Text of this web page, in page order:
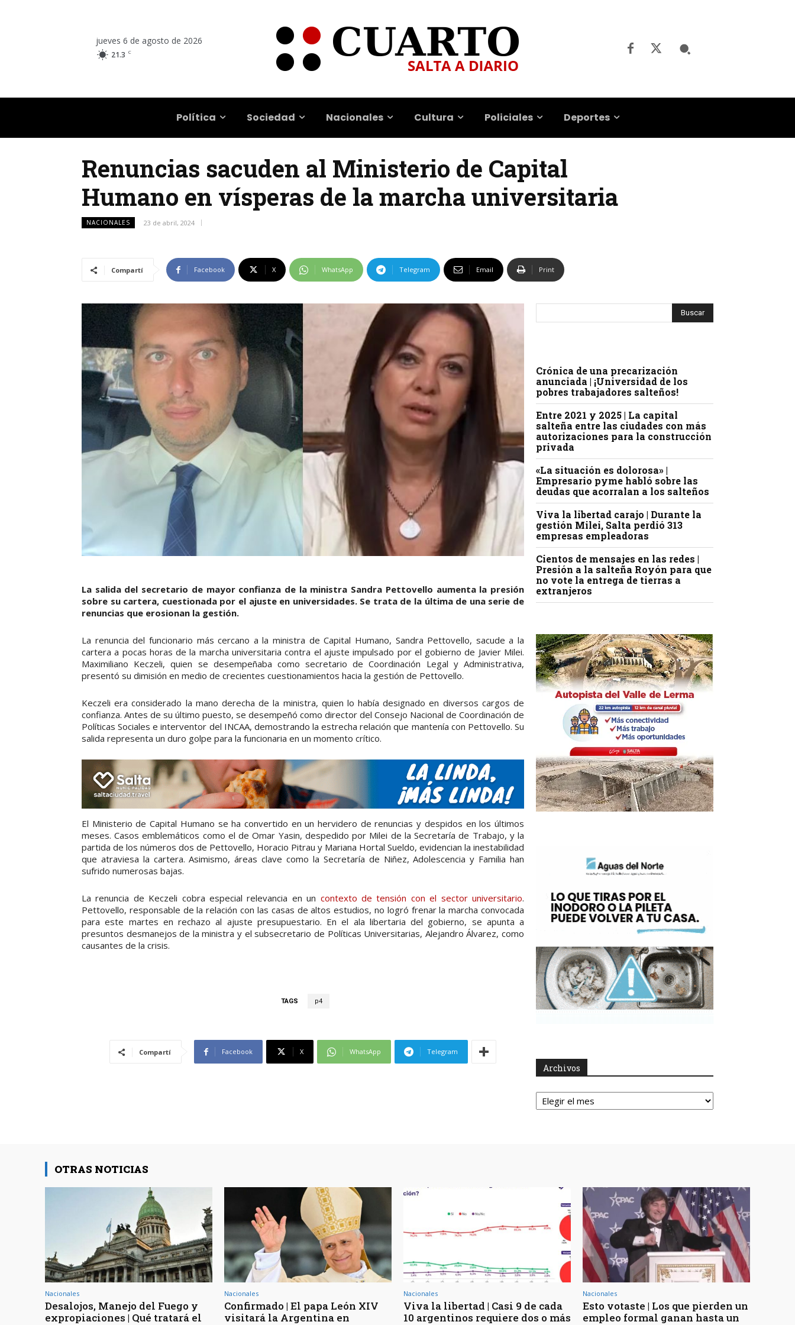
jueves 6 de agosto de 2026
21.3 C
Política Sociedad Nacionales Cultura Policiales Deportes
Renuncias sacuden al Ministerio de Capital
Humano en vísperas de la marcha universitaria
NACIONALES 23 de abril, 2024
Compartí Facebook X WhatsApp Telegram Email Print
La salida del secretario de mayor confianza de la ministra Sandra Pettovello aumenta la presión
sobre su cartera, cuestionada por el ajuste en universidades. Se trata de la última de una serie de
renuncias que erosionan la gestión.
La renuncia del funcionario más cercano a la ministra de Capital Humano, Sandra Pettovello, sacude a la
cartera a pocas horas de la marcha universitaria contra el ajuste impulsado por el gobierno de Javier Milei.
Maximiliano Keczeli, quien se desempeñaba como secretario de Coordinación Legal y Administrativa,
presentó su dimisión en medio de crecientes cuestionamientos hacia la gestión de Pettovello.
Keczeli era considerado la mano derecha de la ministra, quien lo había designado en diversos cargos de
confianza. Antes de su último puesto, se desempeñó como director del Consejo Nacional de Coordinación de
Políticas Sociales e interventor del INCAA, demostrando la estrecha relación que mantenía con Pettovello. Su
salida representa un duro golpe para la funcionaria en un momento crítico.
El Ministerio de Capital Humano se ha convertido en un hervidero de renuncias y despidos en los últimos
meses. Casos emblemáticos como el de Omar Yasin, despedido por Milei de la Secretaría de Trabajo, y la
partida de los números dos de Pettovello, Horacio Pitrau y Mariana Hortal Sueldo, evidencian la inestabilidad
que atraviesa la cartera. Asimismo, áreas clave como la Secretaría de Niñez, Adolescencia y Familia han
sufrido numerosas bajas.
La renuncia de Keczeli cobra especial relevancia en un contexto de tensión con el sector universitario.
Pettovello, responsable de la relación con las casas de altos estudios, no logró frenar la marcha convocada
para este martes en rechazo al ajuste presupuestario. En el ala libertaria del gobierno, se apunta a
presuntos desmanejos de la ministra y el subsecretario de Políticas Universitarias, Alejandro Álvarez, como
causantes de la crisis.
TAGS p4
Compartí Facebook X WhatsApp Telegram
Crónica de una precarización
anunciada | ¡Universidad de los
pobres trabajadores salteños!
Entre 2021 y 2025 | La capital
salteña entre las ciudades con más
autorizaciones para la construcción
privada
«La situación es dolorosa» |
Empresario pyme habló sobre las
deudas que acorralan a los salteños
Viva la libertad carajo | Durante la
gestión Milei, Salta perdió 313
empresas empleadoras
Cientos de mensajes en las redes |
Presión a la salteña Royón para que
no vote la entrega de tierras a
extranjeros
Archivos
Archivos
OTRAS NOTICIAS
Nacionales
Desalojos, Manejo del Fuego y
expropiaciones | Qué tratará el
Nacionales
Confirmado | El papa León XIV
visitará la Argentina en
Nacionales
Viva la libertad | Casi 9 de cada
10 argentinos requiere dos o más
Nacionales
Esto votaste | Los que pierden un
empleo formal ganan hasta un